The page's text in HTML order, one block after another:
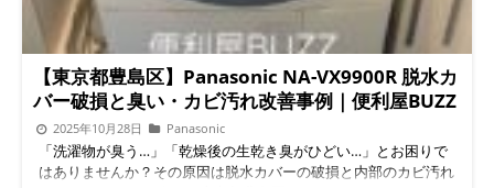
に分解クリーニングしているのに、なぜ？ 今回、お客様から「1
年前に別の業者で分解クリーニングをした」と伺いました。そこ
で内部を確認したところ、気になる点がありました。 ホース固
定バンドが、出荷時のままの状態だったのです。 通常、NA-
VX8700Lクラスの分解クリーニングでは、 ホースを外す 内部の
汚れを確認 再固定時に位置調整を行う という工程が入ります。
しかし今回は、ホースを外した形跡が見当たりませんでした。
ドラム槽清掃前 ドラム槽清掃後 フィルター目詰まり フィルター
清掃後 脱水カバーが破損したまま使われていた影響 脱水カバー
【東京都豊島区】Panasonic NA-VX9900R 脱水カ
バー破損と臭い・カビ汚れ改善事例｜便利屋BUZZ
2025年10月28日 Panasonic
「洗濯物が臭う…」「乾燥後の生乾き臭がひどい…」とお困りで
はありませんか？その原因は脱水カバーの破損と内部のカビ汚れ